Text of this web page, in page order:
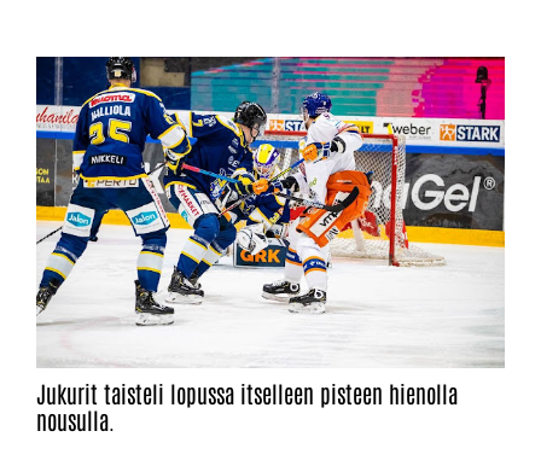
Jukurit taisteli lopussa itselleen pisteen hienolla
nousulla.